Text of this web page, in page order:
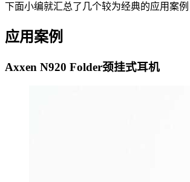
下面小编就汇总了几个较为经典的应用案例
应用案例
Axxen N920 Folder颈挂式耳机